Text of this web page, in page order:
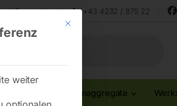
Deutschland +43 4232 / 875 22
Stromaggregate
Mit diesem Button wird der
weiter